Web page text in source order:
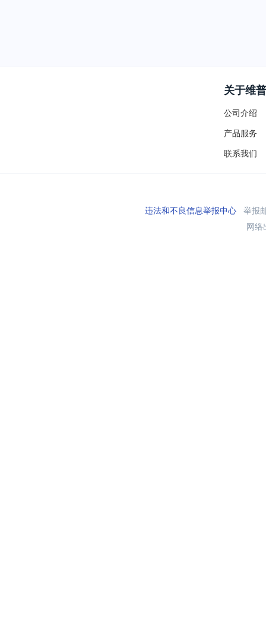
关于维普
公司介绍
产品服务
联系我们
违法和不良信息举报中心举报
网